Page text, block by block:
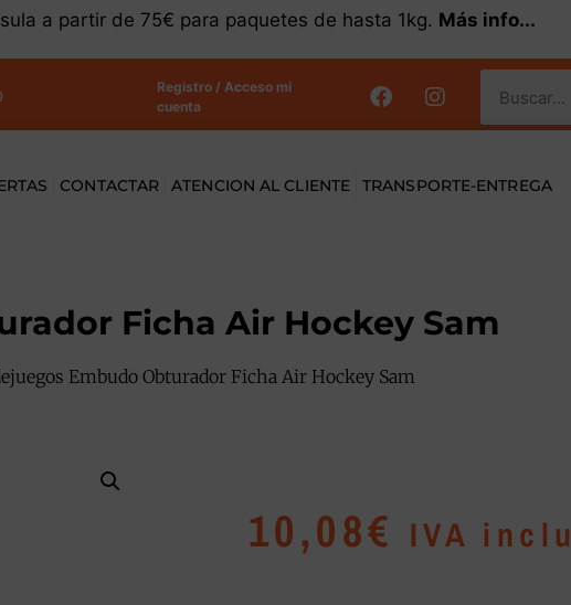
a partir de 75€ para paquetes de hasta 1kg. Más info...
Registro / Acceso mi
cuenta
CONTACTAR ATENCION AL CLIENTE TRANSPORTE-ENTREGA
Ficha Air Hockey Sam
Embudo Obturador Ficha Air Hockey Sam
10,08€ IVA